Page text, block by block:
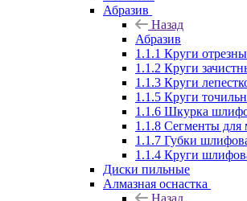
Абразив
Назад
Абразив
1.1.1 Круги
1.1.2 Круги
1.1.3 Круги
1.1.5 Круги
1.1.6 Шкурка
1.1.8 Сегменты
1.1.7 Губки
1.1.4 Круги
Диски пильные
Алмазная оснастка
Назад